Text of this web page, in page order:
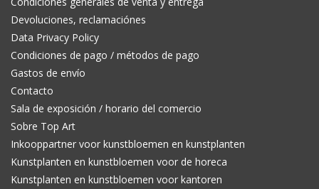
Devoluciones, reclamaciónes
Data Privacy Policy
Condiciones de pago / métodos de pago
Gastos de envío
Contacto
Sala de exposición / horario del comercio
Sobre Top Art
Inkooppartner voor kunstbloemen en kunstplanten
Kunstplanten en kunstbloemen voor de horeca
Kunstplanten en kunstbloemen voor kantoren